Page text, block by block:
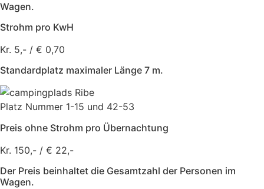
Wagen.
Strohm pro KwH
Kr. 5,- / € 0,70
Standardplatz maximaler Länge 7 m.
Platz Nummer 1-15 und 42-53
Preis ohne Strohm pro Übernachtung
Kr. 150,- / € 22,-
Der Preis beinhaltet die Gesamtzahl der Personen im
Wagen.